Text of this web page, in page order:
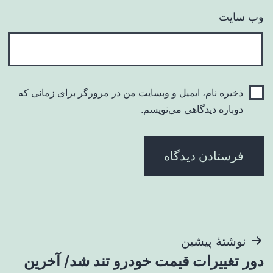
وب‌ سایت
ذخیره نام، ایمیل و وبسایت من در مرورگر برای زمانی که
دوباره دیدگاهی می‌نویسم.
راهبری
نوشتهٔ پیشین
دور تغییرات قیمت خودرو تند شد/ آخرین